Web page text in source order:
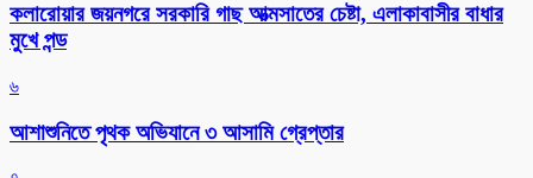
কলারোয়ার জয়নগরে সরকারি গাছ আত্মসাতের চেষ্টা, এলাকাবাসীর বাধার
মুখে পন্ড
৬
আশাশুনিতে পৃথক অভিযানে ৩ আসামি গ্রেপ্তার